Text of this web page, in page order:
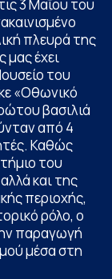
3 Μαΐου του
πλευρά της
μας έχει
του
«Οθωνικό
βασιλιά
από 4
Καθώς
του
και της
περιοχής,
ρόλο, ο
παραγωγή
μέσα στη